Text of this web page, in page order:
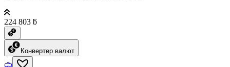
224 803 ƃ
Конвертер валют